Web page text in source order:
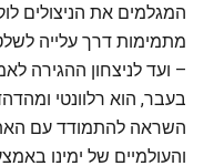
המגלמים את הניצולים
מתמימות דרך עלייה
– ועד לניצחון ההגירה
בעבר, הוא רלוונטי
השראה להתמודד עם
והעולמיים של ימינו